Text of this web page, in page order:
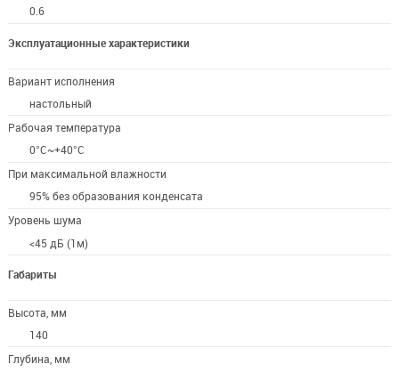
0.6
Эксплуатационные характеристики
Вариант исполнения
настольный
Рабочая температура
0°C~+40°C
При максимальной влажности
95% без образования конденсата
Уровень шума
<45 дБ (1м)
Габариты
Высота, мм
140
Глубина, мм